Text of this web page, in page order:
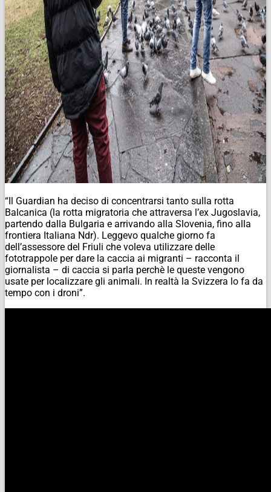
“Il Guardian ha deciso di concentrarsi tanto sulla rotta
Balcanica (la rotta migratoria che attraversa l’ex Jugoslavia,
partendo dalla Bulgaria e arrivando alla Slovenia, fino alla
frontiera Italiana Ndr). Leggevo qualche giorno fa
dell’assessore del Friuli che voleva utilizzare delle
fototrappole per dare la caccia ai migranti – racconta il
giornalista – di caccia si parla perchè le queste vengono
usate per localizzare gli animali. In realtà la Svizzera lo fa da
tempo con i droni”.